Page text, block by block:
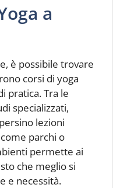
a
è possibile trovare
corsi di yoga
pratica. Tra le
specializzati,
lezioni
parchi o
permette ai
che meglio si
e necessità.